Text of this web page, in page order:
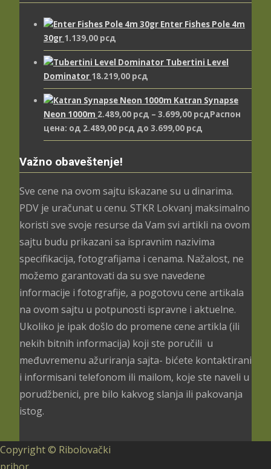
Enter Fishes Pole 4m
30gr 1.139,00 рсд
Tubertini Level
Dominator 18.219,00 рсд
Katran Synapse
Neon 1000m 2.489,00 рсд – 3.699,00 рсдРаспон
цена: од 2.489,00 рсд до 3.699,00 рсд
Važno obaveštenje!
Sve cene na ovom sajtu iskazane su u dinarima.
PDV je uračunat u cenu. STKR Lokvanj maksimalno
koristi sve svoje resurse da Vam svi artikli na ovom
sajtu budu prikazani sa ispravnim nazivima
specifikacija, fotografijama i cenama. Nažalost, ne
možemo garantovati da su sve navedene
informacije i fotografije, a pogotovu cene artikala
na ovom sajtu u potpunosti ispravne i aktuelne.
Ukoliko je ipak došlo do promene cene artikla (ili
nekih bitnih informacija) koji ste poručili u
međuvremenu ažuriranja sajta- bićete kontaktirani
i informisani telefonom ili mailom, koje ste naveli u
porudžbenici, pre bilo kakvog slanja ili pakovanja
istog.
Copyright © Ribolovački